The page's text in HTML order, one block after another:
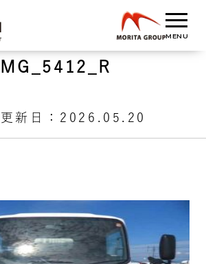
IMG_5412_R
更新日：2026.05.20